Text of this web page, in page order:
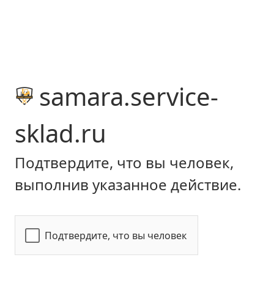
samara.service-
sklad.ru
Подтвердите, что вы человек,
выполнив указанное действие.
Подтвердите, что вы человек